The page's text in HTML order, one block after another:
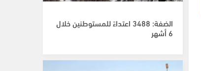
الضفة: 3488 اعتداءً للمستوطنين خلال
6 أشهر